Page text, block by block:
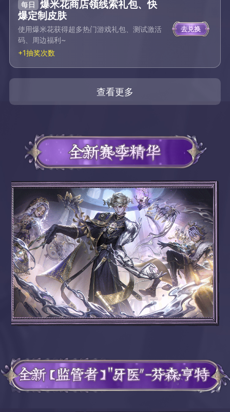
每日
爆米花商店领线索礼包、快
爆定制皮肤
使用爆米花获得超多热门游戏礼包、测试激活
码、周边福利~
+1抽奖次数
去兑换
查看更多